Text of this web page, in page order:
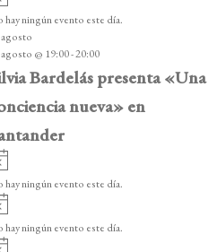
o
v
i
s
o
hay ningún evento este día.
agosto
agosto @ 19:00-20:00
Bardelás presenta «Una
nueva» en
v
i
o
hay ningún evento este día.
v
i
hay ningún evento este día.